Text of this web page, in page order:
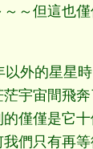
～但這也
以外的星星時
宇宙間飛
僅僅是它
們只有再